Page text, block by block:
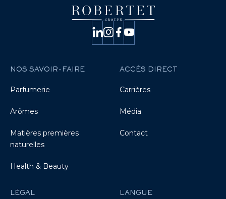
NOS SAVOIR-FAIRE
Parfumerie
Arômes
Matières premières
naturelles
Health & Beauty
ACCÈS DIRECT
Carrières
Média
Contact
LÉGAL LANGUE